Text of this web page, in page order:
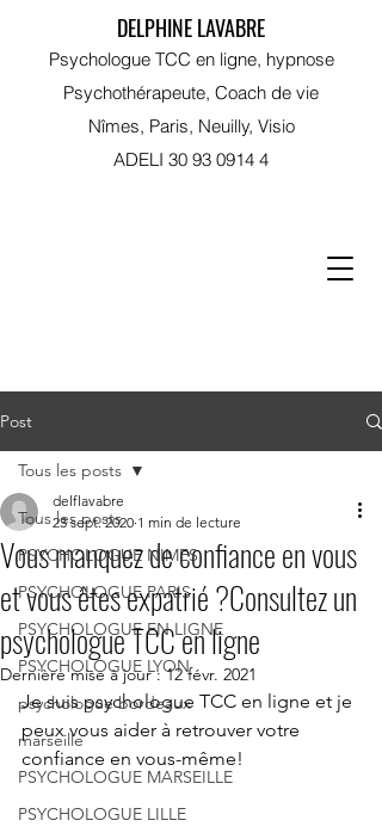
Psychologue TCC en ligne, hypnose
Psychothérapeute, Coach de vie
Nîmes, Paris, Neuilly, Visio
ADELI 30 93 0914 4
DELPHINE LAVABRE
Post
Tous les posts
PSYCHOLOGUE NIMES
PSYCHOLOGUE PARIS
PSYCHOLOGUE EN LIGNE
PSYCHOLOGUE LYON
psychologue bordeaux
marseille
PSYCHOLOGUE MARSEILLE
PSYCHOLOGUE LILLE
Tous les posts
Vous manquez de confiance en vous
et vous êtes expatrié ?Consultez un
psychologue TCC en ligne
delflavabre
23 sept. 2020 1 min de lecture
Dernière mise à jour :12 févr. 2021
Je suis psychologue TCC en ligne et je
peux vous aider à retrouver votre
confiance en vous-même!